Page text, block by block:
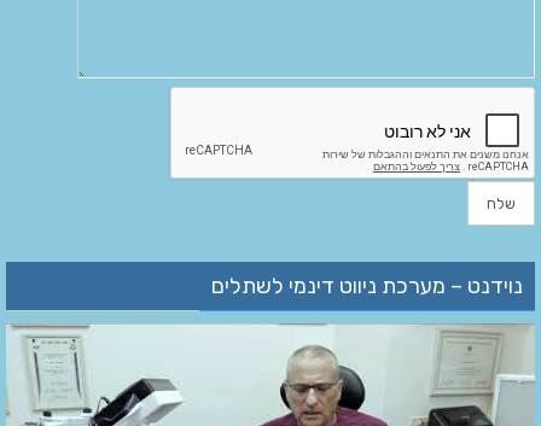
נוידנט – מערכת ניווט דינמי לשתלים